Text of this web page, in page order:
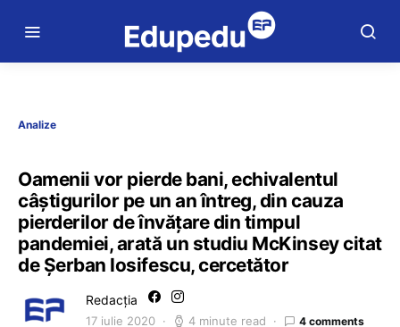
Analize
Oamenii vor pierde bani, echivalentul
câștigurilor pe un an întreg, din cauza
pierderilor de învățare din timpul
pandemiei, arată un studiu McKinsey citat
de Șerban Iosifescu, cercetător
Redacția
17 iulie 2020 4 minute read 4 comments